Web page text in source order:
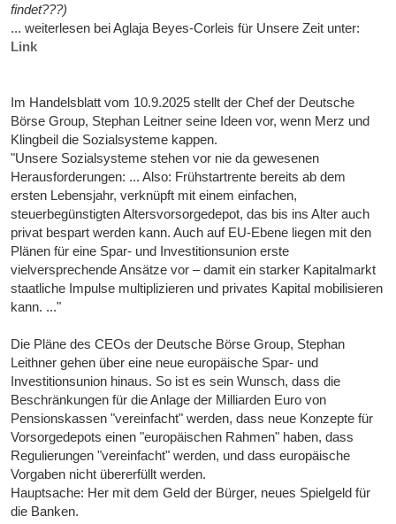
findet???)
... weiterlesen bei Aglaja Beyes-Corleis für Unsere Zeit unter:
Link
Im Handelsblatt vom 10.9.2025 stellt der Chef der Deutsche
Börse Group, Stephan Leitner seine Ideen vor, wenn Merz und
Klingbeil die Sozialsysteme kappen.
"Unsere Sozialsysteme stehen vor nie da gewesenen
Herausforderungen: ... Also: Frühstartrente bereits ab dem
ersten Lebensjahr, verknüpft mit einem einfachen,
steuerbegünstigten Altersvorsorgedepot, das bis ins Alter auch
privat bespart werden kann. Auch auf EU-Ebene liegen mit den
Plänen für eine Spar- und Investitionsunion erste
vielversprechende Ansätze vor – damit ein starker Kapitalmarkt
staatliche Impulse multiplizieren und privates Kapital mobilisieren
kann. ..."
Die Pläne des CEOs der Deutsche Börse Group, Stephan
Leithner gehen über eine neue europäische Spar- und
Investitionsunion hinaus. So ist es sein Wunsch, dass die
Beschränkungen für die Anlage der Milliarden Euro von
Pensionskassen "vereinfacht" werden, dass neue Konzepte für
Vorsorgedepots einen "europäischen Rahmen" haben, dass
Regulierungen "vereinfacht" werden, und dass europäische
Vorgaben nicht übererfüllt werden.
Hauptsache: Her mit dem Geld der Bürger, neues Spielgeld für
die Banken.